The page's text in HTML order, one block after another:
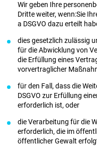
Wir geben Ihre
Dritte weiter, wenn:Sie
a DSGVO dazu erteilt
dies gesetzlich zulässig
für die Abwicklung von
die Erfüllung eines
vorvertraglicher
für den Fall, dass die
DSGVO zur Erfüllung
erforderlich ist, oder
die Verarbeitung für die
erforderlich, die im
öffentlicher Gewalt